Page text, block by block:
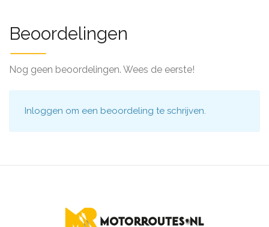
Beoordelingen
Nog geen beoordelingen. Wees de eerste!
Inloggen om een beoordeling te schrijven.